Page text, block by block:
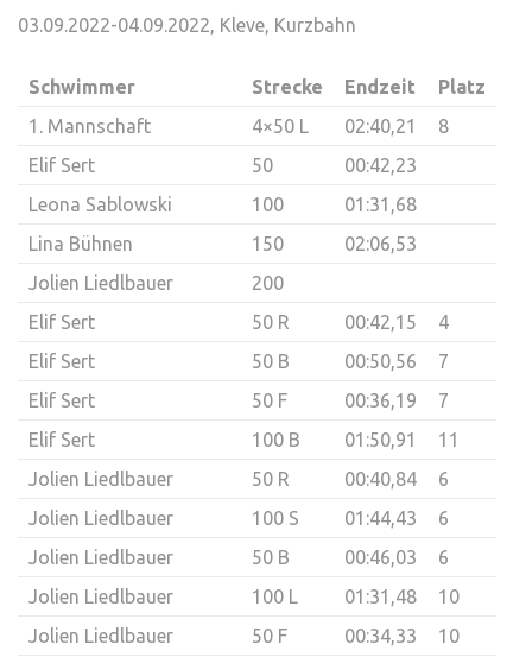
03.09.2022-04.09.2022, Kleve, Kurzbahn
Schwimmer Strecke Endzeit
Platz
1. Mannschaft
4×50 L 02:40,21
8
Elif Sert
50
00:42,23
Leona Sablowski
100
01:31,68
Lina Bühnen
150
02:06,53
Jolien Liedlbauer
200
Elif Sert
50 R 00:42,15
4
Elif Sert
50 B 00:50,56
7
Elif Sert
50 F 00:36,19
7
Elif Sert
100 B 01:50,91
11
Jolien Liedlbauer
50 R 00:40,84
6
Jolien Liedlbauer
100 S 01:44,43
6
Jolien Liedlbauer
50 B 00:46,03
6
Jolien Liedlbauer
100 L 01:31,48
10
Jolien Liedlbauer
50 F 00:34,33
10